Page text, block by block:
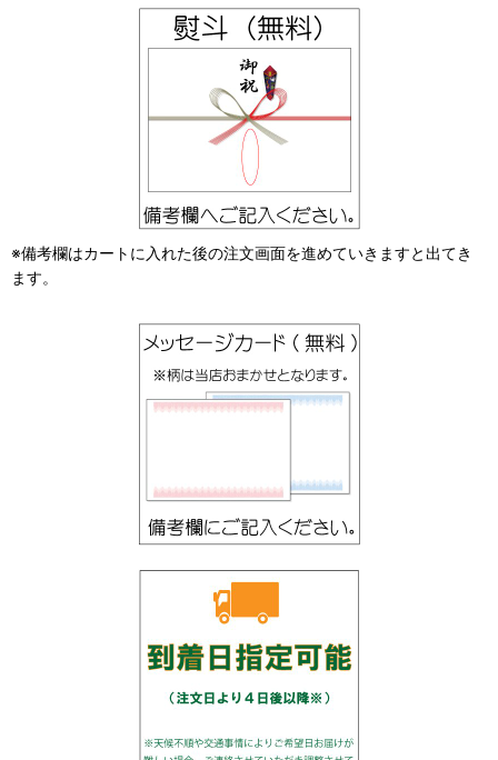
※備考欄はカートに入れた後の注文画面を進めていきますと出てき
ます。